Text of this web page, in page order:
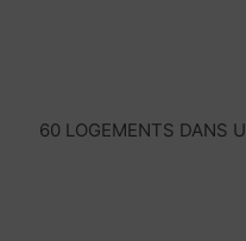
60 LOGEMENTS DANS